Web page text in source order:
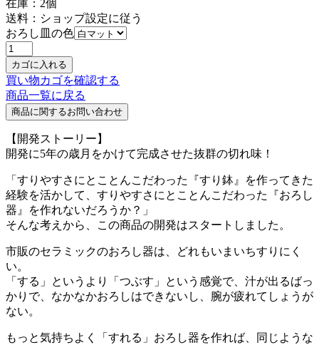
在庫： 2個
送料：ショップ設定に従う
おろし皿の色
買い物カゴを確認する
商品一覧に戻る
【開発ストーリー】
開発に5年の歳月をかけて完成させた抜群の切れ味！
「すりやすさにとことんこだわった『すり鉢』を作ってきた
経験を活かして、すりやすさにとことんこだわった『おろし
器』を作れないだろうか？」
そんな考えから、この商品の開発はスタートしました。
市販のセラミックのおろし器は、どれもいまいちすりにく
い。
「する」というより「つぶす」という感覚で、汁が出るばっ
かりで、なかなかおろしはできないし、腕が疲れてしょうが
ない。
もっと気持ちよく「すれる」おろし器を作れば、同じような